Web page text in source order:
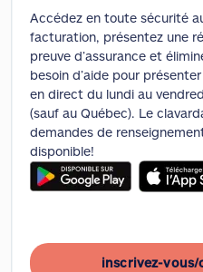
Accédez en toute sécurité
facturation, présentez une
preuve d’assurance et
besoin d’aide pour
en direct du lundi au
(sauf au Québec). Le
demandes de
disponible!
inscrivez-